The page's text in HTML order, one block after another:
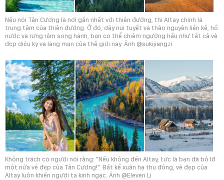
Nếu nói Tân Cương là nơi gần nhất với thiên đường, thì Altay chính là
trung tâm của thiên đường. Ở đó, dãy núi tuyết và thảo nguyên liền kề, hồ
nước và rừng rậm song hành, bạn có thể chiêm ngưỡng hầu như tất cả vẻ
đẹp diệu kỳ và lãng mạn của thế giới này. Ảnh @sukijiangzi
Không trách có người nói rằng: "Nếu không đến Altay, tức là bạn đã bỏ lỡ
một nửa vẻ đẹp của Tân Cương!". Bất kể xuân hạ thu đông, vẻ đẹp của
Altay luôn khiến người ta kinh ngạc. Ảnh @Eleven Li